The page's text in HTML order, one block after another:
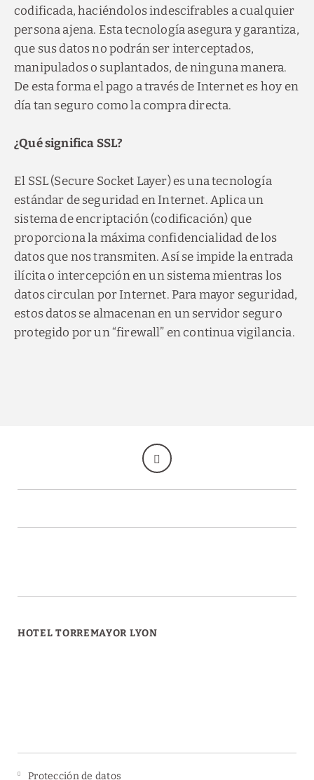
codificada, haciéndolos indescifrables a cualquier
persona ajena. Esta tecnología asegura y garantiza,
que sus datos no podrán ser interceptados,
manipulados o suplantados, de ninguna manera.
De esta forma el pago a través de Internet es hoy en
día tan seguro como la compra directa.
¿Qué significa SSL?
El SSL (Secure Socket Layer) es una tecnología
estándar de seguridad en Internet. Aplica un
sistema de encriptación (codificación) que
proporciona la máxima confidencialidad de los
datos que nos transmiten. Así se impide la entrada
ilícita o intercepción en un sistema mientras los
datos circulan por Internet. Para mayor seguridad,
estos datos se almacenan en un servidor seguro
protegido por un “firewall” en continua vigilancia.
HOTEL TORREMAYOR LYON
Protección de datos